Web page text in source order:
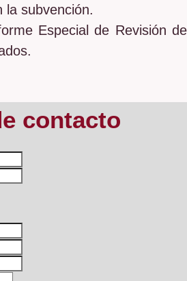
la subvención.
Especial de Revisión de
contacto